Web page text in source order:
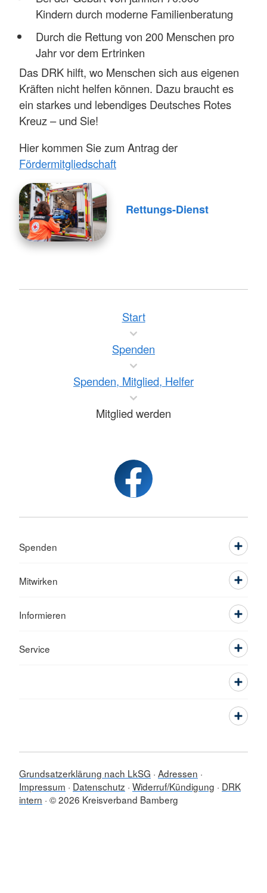
Kindern durch moderne Familienberatung
Durch die Rettung von 200 Menschen pro
Jahr vor dem Ertrinken
Das DRK hilft, wo Menschen sich aus eigenen
Kräften nicht helfen können. Dazu braucht es
ein starkes und lebendiges Deutsches Rotes
Kreuz – und Sie!
Hier kommen Sie zum Antrag der
Fördermitgliedschaft
Rettungs-Dienst
Start
Spenden
Spenden, Mitglied, Helfer
Mitglied werden
Spenden
Mitwirken
Informieren
Service
Grundsatzerklärung nach LkSG Adressen
Impressum
Datenschutz Widerruf/Kündigung
DRK
intern © 2026 Kreisverband Bamberg